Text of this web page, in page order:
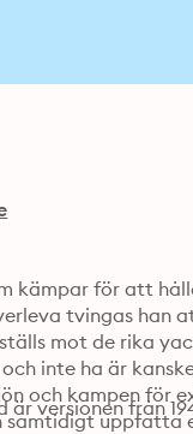
kämpar för att
tvingas han
mot de rika
inte ha är
och kampen för
uppfatta
versionen från